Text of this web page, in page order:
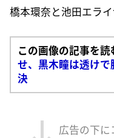
橋本環奈と池田エラ
この画像の記事を読
せ、黒木瞳は透け
決
広告の下